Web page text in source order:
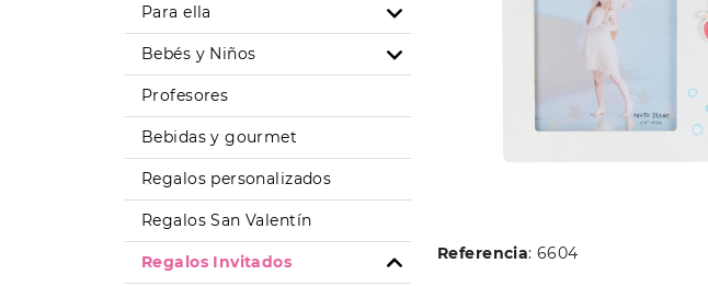
Para ella
Bebés y Niños
Profesores
Bebidas y gourmet
Regalos personalizados
Regalos San Valentín
Regalos Invitados Referencia: 6604